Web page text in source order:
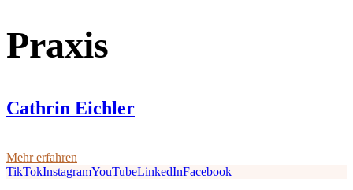
Praxis
Cathrin Eichler
Mehr erfahren
TikTokInstagramYouTubeLinkedInFacebook